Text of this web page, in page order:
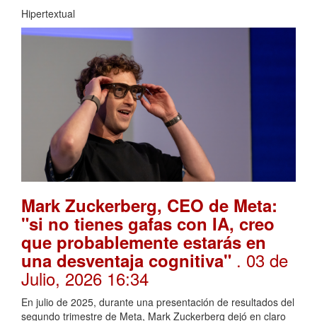
Hipertextual
Mark Zuckerberg, CEO de Meta:
"si no tienes gafas con IA, creo
que probablemente estarás en
una desventaja cognitiva" . 03 de
Julio, 2026 16:34
En julio de 2025, durante una presentación de resultados del
segundo trimestre de Meta, Mark Zuckerberg dejó en claro